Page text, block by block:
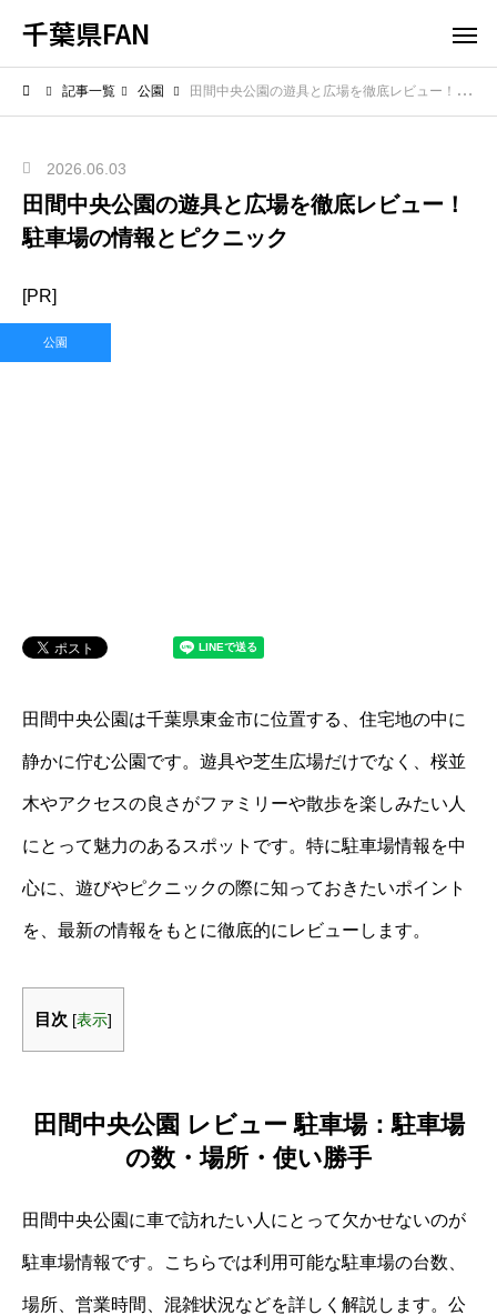
千葉県FAN
記事一覧 公園 田間中央公園の遊具と広場を徹底レビュー！駐車場の情報とピクニック
2026.06.03
田間中央公園の遊具と広場を徹底レビュー！
駐車場の情報とピクニック
[PR]
公園
田間中央公園は千葉県東金市に位置する、住宅地の中に
静かに佇む公園です。遊具や芝生広場だけでなく、桜並
木やアクセスの良さがファミリーや散歩を楽しみたい人
にとって魅力のあるスポットです。特に駐車場情報を中
心に、遊びやピクニックの際に知っておきたいポイント
を、最新の情報をもとに徹底的にレビューします。
目次 [表示]
田間中央公園 レビュー 駐車場：駐車場
の数・場所・使い勝手
田間中央公園に車で訪れたい人にとって欠かせないのが
駐車場情報です。こちらでは利用可能な駐車場の台数、
場所、営業時間、混雑状況などを詳しく解説します。公